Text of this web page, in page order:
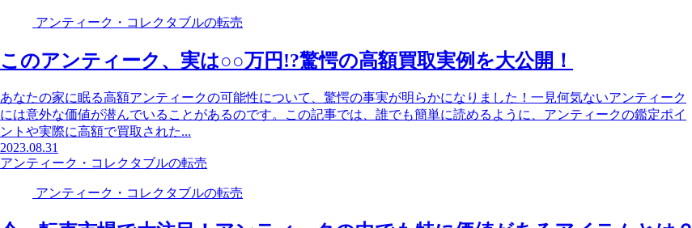
アンティーク・コレクタブルの転売
このアンティーク、実は○○万円!?驚愕の高額買取実例を大公開！
あなたの家に眠る高額アンティークの可能性について、驚愕の事実が明らかになりました！一見何気ないアンティーク
には意外な価値が潜んでいることがあるのです。この記事では、誰でも簡単に読めるように、アンティークの鑑定ポイ
ントや実際に高額で買取された...
2023.08.31
アンティーク・コレクタブルの転売
アンティーク・コレクタブルの転売